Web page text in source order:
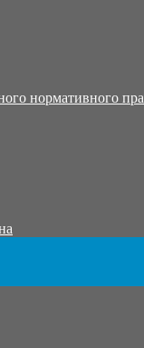
нормативного